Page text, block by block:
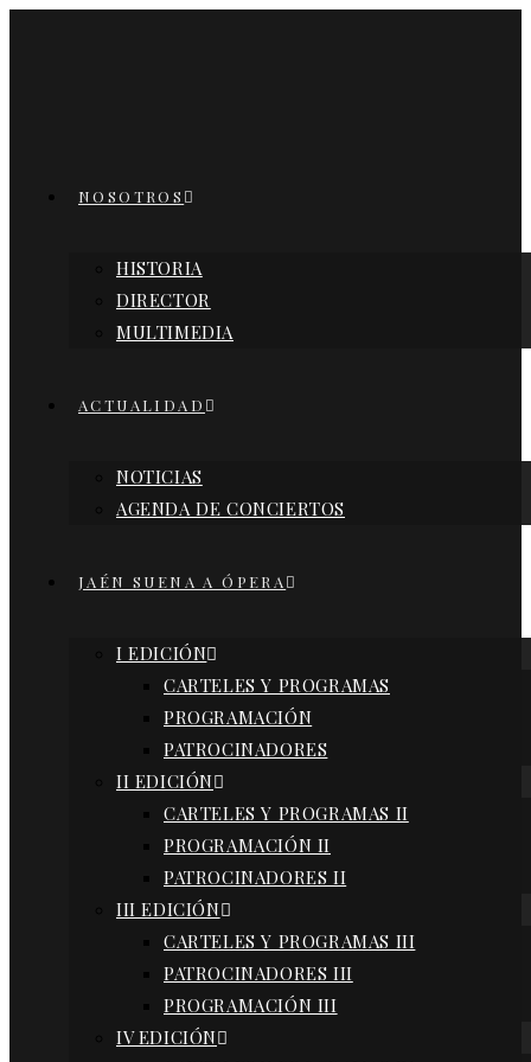
NOSOTROS
HISTORIA
DIRECTOR
MULTIMEDIA
ACTUALIDAD
NOTICIAS
AGENDA DE CONCIERTOS
JAÉN SUENA A ÓPERA
I EDICIÓN
CARTELES Y PROGRAMAS
PROGRAMACIÓN
PATROCINADORES
II EDICIÓN
CARTELES Y PROGRAMAS II
PROGRAMACIÓN II
PATROCINADORES II
III EDICIÓN
CARTELES Y PROGRAMAS III
PATROCINADORES III
PROGRAMACIÓN III
IV EDICIÓN